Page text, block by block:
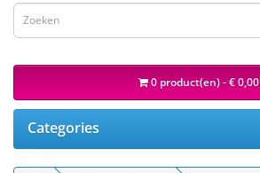
0 product(en) - € 0,00
Categories